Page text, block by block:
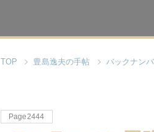
TOP 豊島逸夫の手帖 バックナン
Page2444